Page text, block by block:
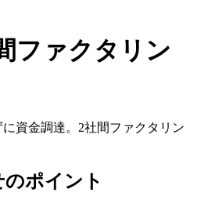
ファクタリン
資金調達。2社間ファクタリン
ポイント